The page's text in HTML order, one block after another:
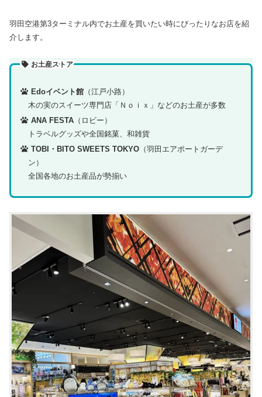
羽田空港第3ターミナル内でお土産を買いたい時にぴったりなお店を紹
介します。
お土産ストア
Edoイベント館 （江戸小路）
木の実のスイーツ専門店「Ｎｏｉｘ」などのお土産が多数
ANA FESTA （ロビー）
トラベルグッズや全国銘菓、和雑貨
TOBI・BITO SWEETS TOKYO （羽田エアポートガーデ
ン）
全国各地のお土産品が勢揃い